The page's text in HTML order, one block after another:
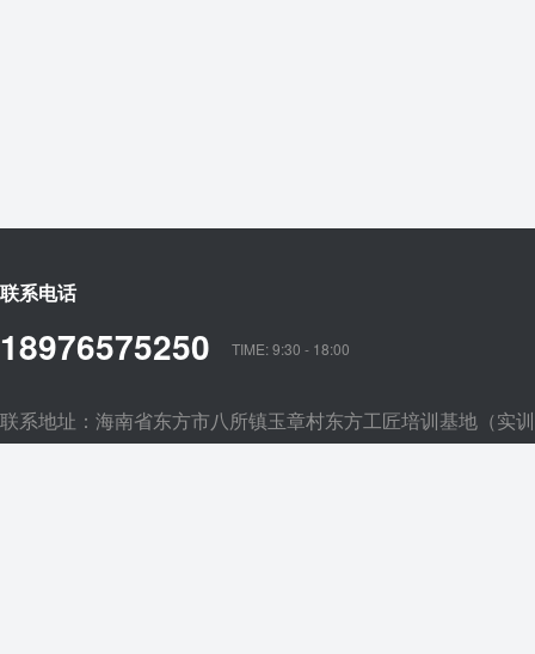
联系电话
18976575250 TIME: 9:30 - 18:00
联系地址：海南省东方市八所镇玉章村东方工匠培训基地（实